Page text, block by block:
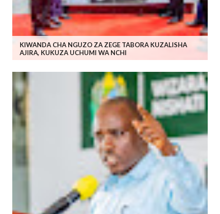
KIWANDA CHA NGUZO ZA ZEGE TABORA KUZALISHA
AJIRA, KUKUZA UCHUMI WA NCHI